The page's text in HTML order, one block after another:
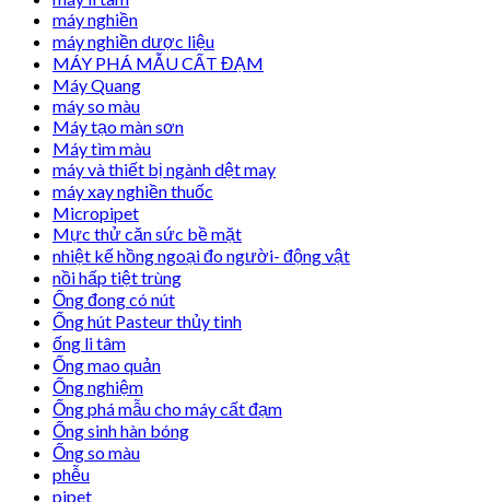
máy nghiền
máy nghiền dược liệu
MÁY PHÁ MẪU CẤT ĐẠM
Máy Quang
máy so màu
Máy tạo màn sơn
Máy tìm màu
máy và thiết bị ngành dệt may
máy xay nghiền thuốc
Micropipet
Mực thử căn sức bề mặt
nhiệt kế hồng ngoại đo người- động vật
nồi hấp tiệt trùng
Ống đong có nút
Ống hút Pasteur thủy tinh
ống li tâm
Ống mao quản
Ống nghiệm
Ống phá mẫu cho máy cất đạm
Ống sinh hàn bóng
Ống so màu
phễu
pipet